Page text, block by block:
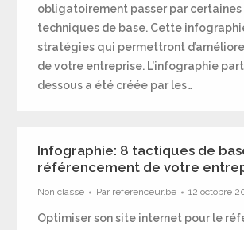
obligatoirement passer par certaines
techniques de base. Cette
stratégies qui permettront
de votre entreprise. L’infographie
dessous a été créée par les…
Infographie: 8 tactiques de
référencement de votre
Non classé Par referenceur.be 12 octobre
Optimiser son site internet pour le